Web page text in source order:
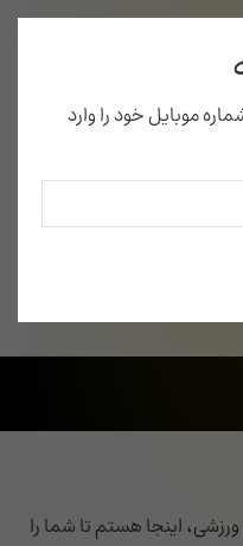
درباره من
اینجا هستم تا شما را
موبایل خود را وارد